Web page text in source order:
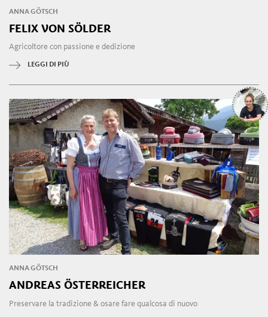
ANNA GÖTSCH
FELIX VON SÖLDER
Agricoltore con passione e dedizione
LEGGI DI PIÙ
ANNA GÖTSCH
ANDREAS ÖSTERREICHER
Preservare la tradizione & osare fare qualcosa di nuovo